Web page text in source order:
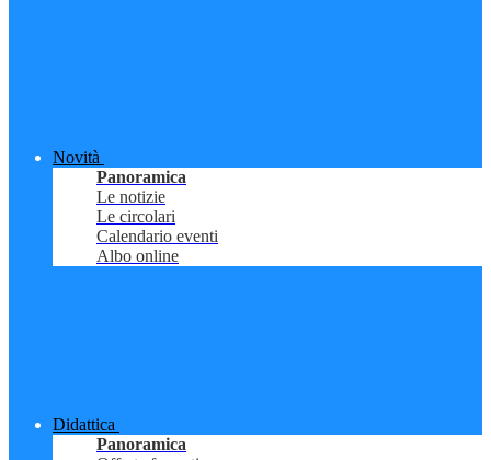
Novità
Panoramica
Le notizie
Le circolari
Calendario eventi
Albo online
Didattica
Panoramica